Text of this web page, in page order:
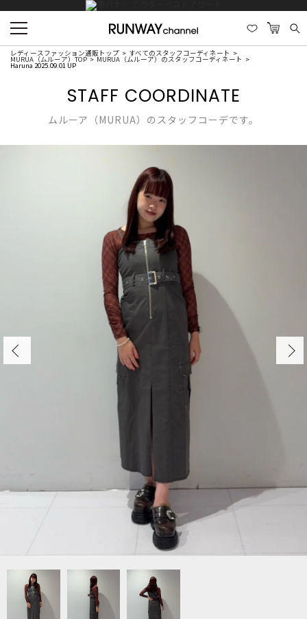
レディースファッション通販トップ すべてのスタッフコーディネート
MURUA（ムルーア）TOP MURUA（ムルーア）のスタッフコーディネート
Haruna 2025.09.01 UP
STAFF COORDINATE
ムルーア（MURUA）のスタッフコーデです。